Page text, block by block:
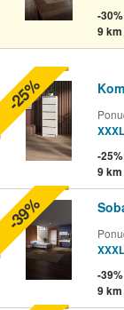
-30%
9 km
XXXL
-25%
9 km
-25%
XXXL
-39%
9 km
-39%